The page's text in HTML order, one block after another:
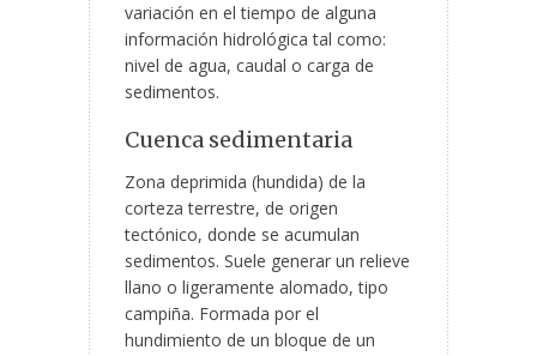
variación en el tiempo de alguna
información hidrológica tal como:
nivel de agua, caudal o carga de
sedimentos.
Cuenca sedimentaria
Zona deprimida (hundida) de la
corteza terrestre, de origen
tectónico, donde se acumulan
sedimentos. Suele generar un relieve
llano o ligeramente alomado, tipo
campiña. Formada por el
hundimiento de un bloque de un